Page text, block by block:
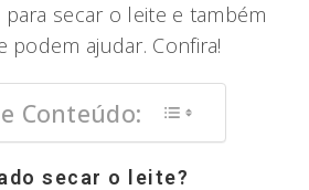
secar o leite e também
podem ajudar. Confira!
Conteúdo:
secar o leite?